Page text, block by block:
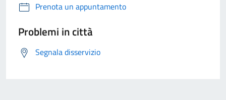
Prenota un appuntamento
Problemi in città
Segnala disservizio